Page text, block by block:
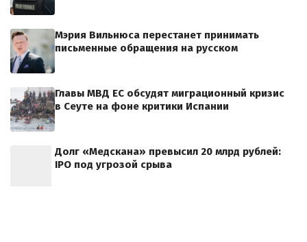
Мэрия Вильнюса перестанет принимать
письменные обращения на русском
Главы МВД ЕС обсудят миграционный кризис
в Сеуте на фоне критики Испании
Долг «Медскана» превысил 20 млрд рублей:
IPO под угрозой срыва